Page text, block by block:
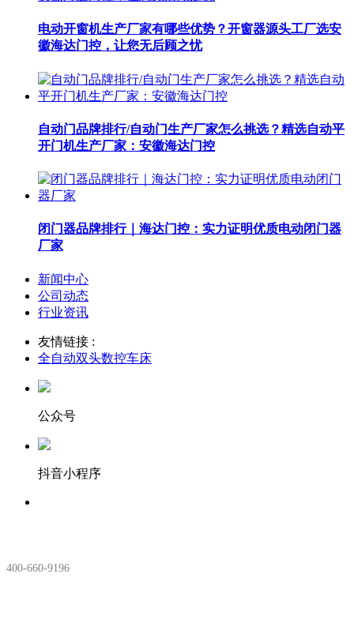
电动开窗机生产厂家有哪些优势？开窗器源头工厂选安
徽海达门控，让您无后顾之忧
自动门品牌排行/自动门生产厂家怎么挑选？精选自动平
开门机生产厂家：安徽海达门控
闭门器品牌排行｜海达门控：实力证明优质电动闭门器
厂家
新闻中心
公司动态
行业资讯
友情链接 :
全自动双头数控车床
公众号
抖音小程序
400-660-9196